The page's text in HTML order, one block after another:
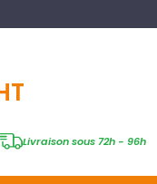
Livraison sous 72h - 96h